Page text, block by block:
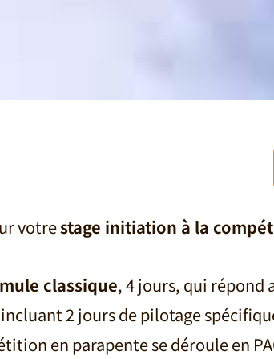
votrestage initiation à la
classique, 4 jours, qui répond
2 jours de pilotage
en parapente se déroule en